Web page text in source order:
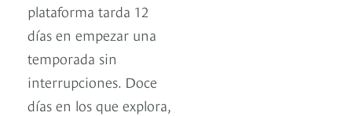
plataforma tarda 12
días en empezar una
temporada sin
interrupciones. Doce
días en los que explora,